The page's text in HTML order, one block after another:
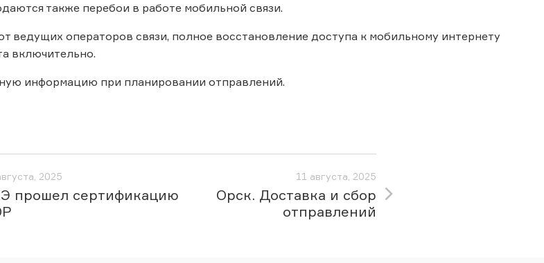
также перебои в работе мобильной связи.
ведущих операторов связи, полное восстановление доступа к мобильному интернету
включительно.
информацию при планировании отправлений.
2025
прошел сертификацию
11 августа, 2025
Орск. Доставка и сбор
отправлений